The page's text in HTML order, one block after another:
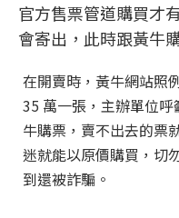
官方售票管道購買才
會寄出，此時跟黃牛
在開賣時，黃牛網站照
35 萬一張，主辦單位
牛購票，賣不出去的票
迷就能以原價購買，切
到還被詐騙。